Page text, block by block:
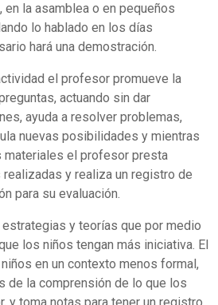
en la asamblea o en pequeños
lo hablado en los días
hará una demostración.
el profesor promueve la
actuando sin dar
ayuda a resolver problemas,
nuevas posibilidades y mientras
materiales el profesor presta
y realiza un registro de
para su evaluación.
y teorías que por medio
los niños tengan más iniciativa. El
en un contexto menos formal,
de la comprensión de lo que los